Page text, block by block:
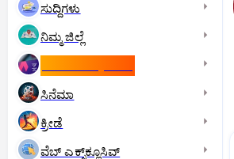
ಸುದ್ದಿಗಳು
ನಿಮ್ಮ ಜಿಲ್ಲೆ
ಸಿನೆಮಾ
ಕ್ರೀಡೆ
ವೆಬ್ ಎಕ್ಸ್‌ಕ್ಲೂಸಿವ್